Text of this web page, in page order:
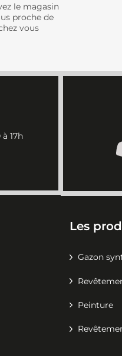
le magasin
proche de
vous
17h
Les
Gazon
Peinture